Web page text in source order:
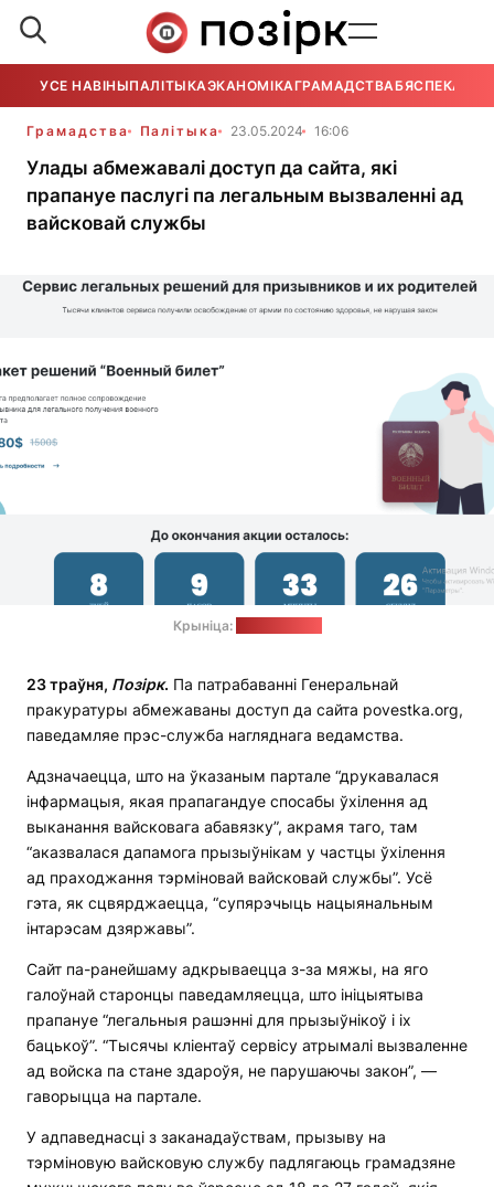
УСЕ НАВІНЫПАЛІТЫКАЭКАНОМІКАГРАМАДСТВАБЯСПЕКА
Грамадства Палітыка 23.05.2024 16:06
Улады абмежавалі доступ да сайта, які
прапануе паслугі па легальным вызваленні ад
вайсковай службы
Крыніца:
23 траўня, Позірк. Па патрабаванні Генеральнай
пракуратуры абмежаваны доступ да сайта povestka.org,
паведамляе прэс-служба нагляднага ведамства.
Адзначаецца, што на ўказаным партале “друкавалася
інфармацыя, якая прапагандуе спосабы ўхілення ад
выканання вайсковага абавязку”, акрамя таго, там
“аказвалася дапамога прызыўнікам у частцы ўхілення
ад праходжання тэрміновай вайсковай службы”. Усё
гэта, як сцвярджаецца, “супярэчыць нацыянальным
інтарэсам дзяржавы”.
Сайт па-ранейшаму адкрываецца з-за мяжы, на яго
галоўнай старонцы паведамляецца, што ініцыятыва
прапануе “легальныя рашэнні для прызыўнікоў і іх
бацькоў”. “Тысячы кліентаў сервісу атрымалі вызваленне
ад войска па стане здароўя, не парушаючы закон”, —
гаворыцца на партале.
У адпаведнасці з заканадаўствам, прызыву на
тэрміновую вайсковую службу падлягаюць грамадзяне